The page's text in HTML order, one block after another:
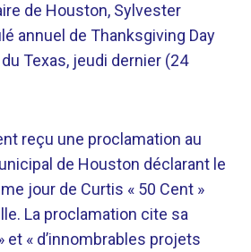
de Houston, Sylvester
annuel de Thanksgiving Day
Texas, jeudi dernier (24
reçu une proclamation au
de Houston déclarant le
jour de Curtis « 50 Cent »
La proclamation cite sa
et « d’innombrables projets